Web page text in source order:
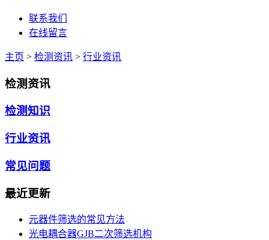
联系我们
在线留言
主页 > 检测资讯 > 行业资讯
检测资讯
检测知识
行业资讯
常见问题
最近更新
元器件筛选的常见方法
光电耦合器GJB二次筛选机构